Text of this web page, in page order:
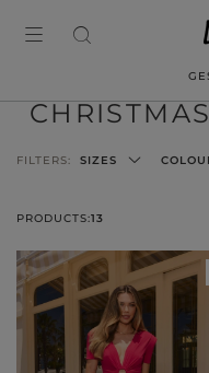
PRODUCTS:13
FILTERS: SIZES